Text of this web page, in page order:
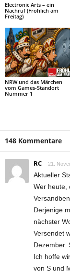
Electronic Arts – ein
Nachruf (Fröhlich am
Freitag)
NRW und das Märchen
vom Games-Standort
Nummer 1
148 Kommentare
RC 21.
Aktueller
Wer heute,
Derjenige
nächster
Versendet
Dezember.
Ich hoffe
von S und